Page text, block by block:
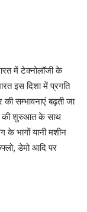
में टेक्नोलॉजी के
इस दिशा में प्रगति
सम्भावनाएं बढ़ती जा
की शुरुआत के साथ
के भागों यानी मशीन
डेमो आदि पर